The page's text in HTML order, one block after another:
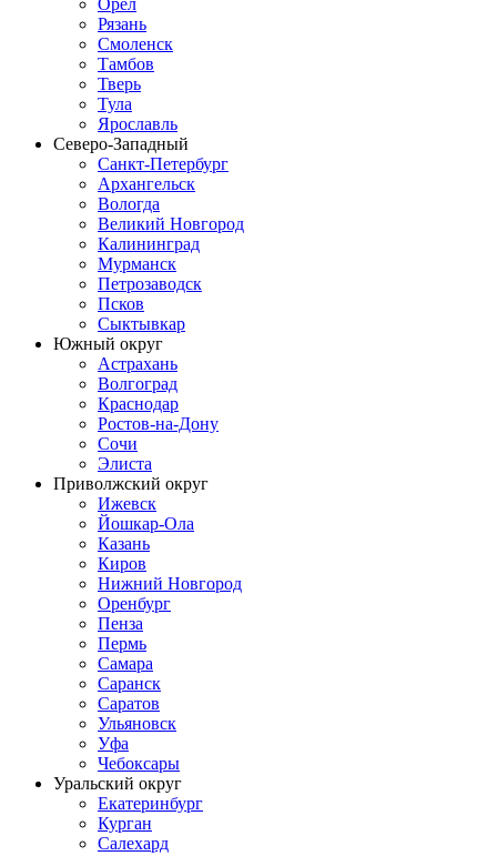
Орел
Рязань
Смоленск
Тамбов
Тверь
Тула
Ярославль
Северо-Западный
Санкт-Петербург
Архангельск
Вологда
Великий Новгород
Калининград
Мурманск
Петрозаводск
Псков
Сыктывкар
Южный округ
Астрахань
Волгоград
Краснодар
Ростов-на-Дону
Сочи
Элиста
Приволжский округ
Ижевск
Йошкар-Ола
Казань
Киров
Нижний Новгород
Оренбург
Пенза
Пермь
Самара
Саранск
Саратов
Ульяновск
Уфа
Чебоксары
Уральский округ
Екатеринбург
Курган
Салехард